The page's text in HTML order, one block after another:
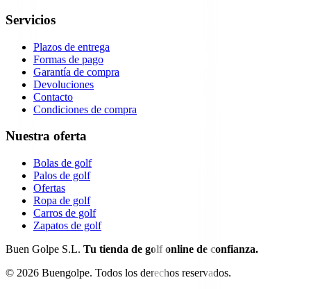
Servicios
Plazos de entrega
Formas de pago
Garantía de compra
Devoluciones
Contacto
Condiciones de compra
Nuestra oferta
Bolas de golf
Palos de golf
Ofertas
Ropa de golf
Carros de golf
Zapatos de golf
Buen Golpe S.L. Tu tienda de golf online de confianza.
© 2026 Buengolpe. Todos los derechos reservados.